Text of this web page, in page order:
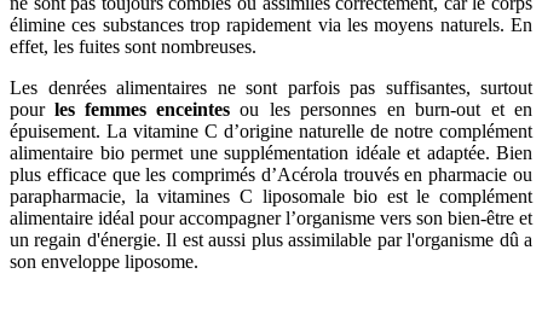
élimine ces substances trop rapidement via les moyens naturels. En
effet, les fuites sont nombreuses.
Les denrées alimentaires ne sont parfois pas suffisantes, surtout
pourles femmes enceintes ou les personnes en burn-out et en
épuisement. La vitamine C d’origine naturelle de notre complément
alimentaire bio permet une supplémentation idéale et adaptée. Bien
plus efficace que les comprimés d’Acérola trouvés en pharmacie ou
parapharmacie, la vitamines C liposomale bio est le complément
alimentaire idéal pour accompagner l’organisme vers son bien-être et
un regain d'énergie. Il est aussi plus assimilable par l'organisme dû a
son enveloppe liposome.